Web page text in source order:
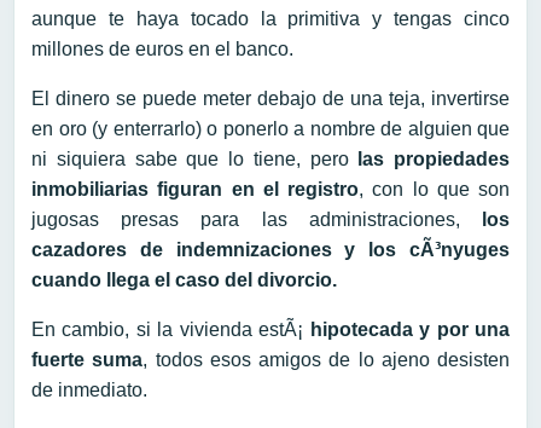
aunque te haya tocado la primitiva y tengas cinco
millones de euros en el banco.
El dinero se puede meter debajo de una teja, invertirse
en oro (y enterrarlo) o ponerlo a nombre de alguien que
ni siquiera sabe que lo tiene, perolas propiedades
inmobiliarias figuran en el registro, con lo que son
jugosas presas para las administraciones,
los
cazadores de indemnizaciones y los cÃ³nyuges
cuando llega el caso del divorcio.
En cambio, si la vivienda estÃ¡ hipotecada y por una
fuerte suma, todos esos amigos de lo ajeno desisten
de inmediato.